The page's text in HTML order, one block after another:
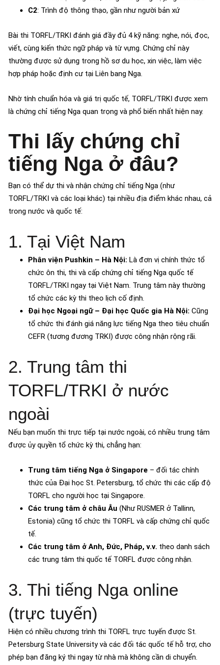
C2: Trình độ thông thạo, gần như người bản xứ
Bài thi TORFL/TRKI đánh giá đầy đủ 4 kỹ năng: nghe, nói, đọc,
viết, cùng kiến thức ngữ pháp và từ vựng. Chứng chỉ này
thường được sử dụng trong hồ sơ du học, xin việc, làm việc
hợp pháp hoặc định cư tại Liên bang Nga.
Nhờ tính chuẩn hóa và giá trị quốc tế, TORFL/TRKI được xem
là chứng chỉ tiếng Nga quan trọng và phổ biến nhất hiện nay.
Thi lấy chứng chỉ
tiếng Nga ở đâu?
Bạn có thể dự thi và nhận chứng chỉ tiếng Nga (như
TORFL/TRKI và các loại khác) tại nhiều địa điểm khác nhau, cả
trong nước và quốc tế:
1. Tại Việt Nam
Phân viện Pushkin – Hà Nội: Là đơn vị chính thức tổ
chức ôn thi, thi và cấp chứng chỉ tiếng Nga quốc tế
TORFL/TRKI ngay tại Việt Nam. Trung tâm này thường
tổ chức các kỳ thi theo lịch cố định.
Đại học Ngoại ngữ – Đại học Quốc gia Hà Nội: Cũng
tổ chức thi đánh giá năng lực tiếng Nga theo tiêu chuẩn
CEFR (tương đương TRKI) được công nhận rộng rãi.
2. Trung tâm thi
TORFL/TRKI ở nước
ngoài
Nếu bạn muốn thi trực tiếp tại nước ngoài, có nhiều trung tâm
được ủy quyền tổ chức kỳ thi, chẳng hạn:
Trung tâm tiếng Nga ở Singapore – đối tác chính
thức của Đại học St. Petersburg, tổ chức thi các cấp độ
TORFL cho người học tại Singapore.
Các trung tâm ở châu Âu (Như RUSMER ở Tallinn,
Estonia) cũng tổ chức thi TORFL và cấp chứng chỉ quốc
tế.
Các trung tâm ở Anh, Đức, Pháp, v.v. theo danh sách
các trung tâm thi quốc tế TORFL được công nhận.
3. Thi tiếng Nga online
(trực tuyến)
Hiện có nhiều chương trình thi TORFL trực tuyến được St.
Petersburg State University và các đối tác quốc tế hỗ trợ, cho
phép bạn đăng ký thi ngay từ nhà mà không cần di chuyển.